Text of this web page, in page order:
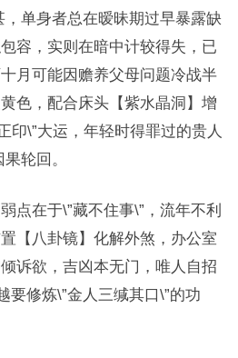
，单身者总在暧昧期过早暴露缺
容，实则在暗中计较得失，已
月可能因赡养父母问题冷战半
色，配合床头【紫水晶洞】增
印\”大运，年轻时得罪过的贵人
轮回。
点在于\”藏不住事\”，流年不利
【八卦镜】化解外煞，办公室
诉欲，吉凶本无门，唯人自招
要修炼\”金人三缄其口\”的功